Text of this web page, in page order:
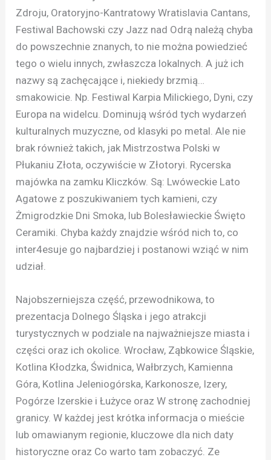
Zdroju, Oratoryjno-Kantratowy Wratislavia Cantans,
Festiwal Bachowski czy Jazz nad Odrą należą chyba
do powszechnie znanych, to nie można powiedzieć
tego o wielu innych, zwłaszcza lokalnych. A już ich
nazwy są zachęcające i, niekiedy brzmią…
smakowicie. Np. Festiwal Karpia Milickiego, Dyni, czy
Europa na widelcu. Dominują wśród tych wydarzeń
kulturalnych muzyczne, od klasyki po metal. Ale nie
brak również takich, jak Mistrzostwa Polski w
Płukaniu Złota, oczywiście w Złotoryi. Rycerska
majówka na zamku Kliczków. Są: Lwóweckie Lato
Agatowe z poszukiwaniem tych kamieni, czy
Żmigrodzkie Dni Smoka, lub Bolesławieckie Święto
Ceramiki. Chyba każdy znajdzie wśród nich to, co
inter4esuje go najbardziej i postanowi wziąć w nim
udział.
Najobszerniejsza część, przewodnikowa, to
prezentacja Dolnego Śląska i jego atrakcji
turystycznych w podziale na najważniejsze miasta i
części oraz ich okolice. Wrocław, Ząbkowice Śląskie,
Kotlina Kłodzka, Świdnica, Wałbrzych, Kamienna
Góra, Kotlina Jeleniogórska, Karkonosze, Izery,
Pogórze Izerskie i Łużyce oraz W stronę zachodniej
granicy. W każdej jest krótka informacja o mieście
lub omawianym regionie, kluczowe dla nich daty
historyczne oraz Co warto tam zobaczyć. Ze